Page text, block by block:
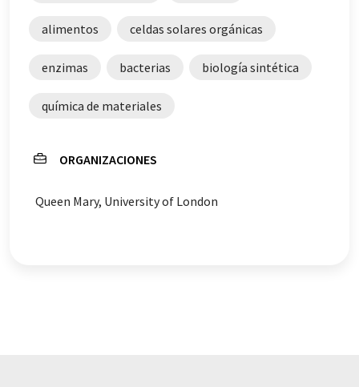
alimentos celdas solares orgánicas
enzimas bacterias biología sintética
química de materiales
ORGANIZACIONES
Queen Mary, University of London